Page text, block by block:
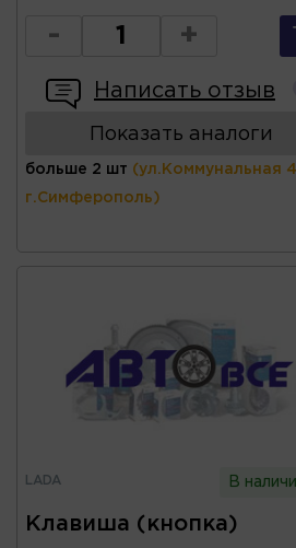
- +
Написать отзыв
Показать аналоги
больше 2 шт (ул.Коммунальная
г.Симферополь)
LADA В
Клавиша (кнопка)